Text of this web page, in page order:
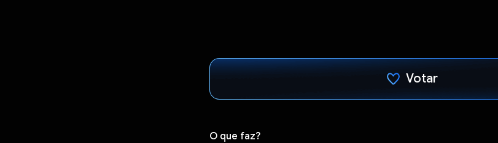
Votar
O que faz?